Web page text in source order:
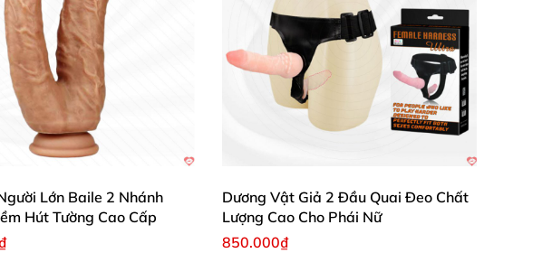
Lớn Baile 2 Nhánh
Hút Tường Cao Cấp
Dương Vật Giả 2 Đầu Quai Đeo Chất
Lượng Cao Cho Phái Nữ
850.000₫